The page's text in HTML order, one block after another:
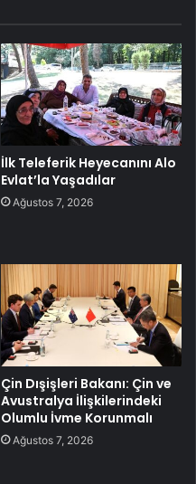
İlk Teleferik Heyecanını Alo
Evlat’la Yaşadılar
Ağustos 7, 2026
Çin Dışişleri Bakanı: Çin ve
Avustralya İlişkilerindeki
Olumlu İvme Korunmalı
Ağustos 7, 2026